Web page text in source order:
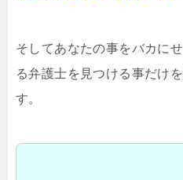
そしてあなたの事をバカに
る弁護士を見つける事だけ
す。